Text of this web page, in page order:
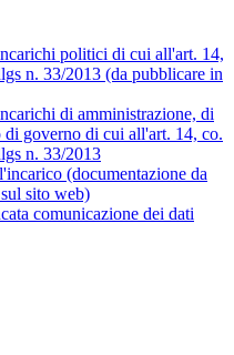
politici di cui all'art. 14,
n. 33/2013 (da pubblicare in
di amministrazione, di
di governo di cui all'art. 14, co.
n. 33/2013
(documentazione da
sito web)
comunicazione dei dati